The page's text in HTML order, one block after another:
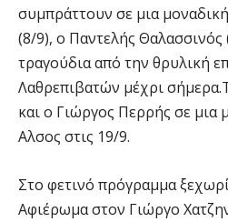
συμπράττουν σε μια
(8/9), ο Παντελής
τραγούδια από την θρυλική
Λαθρεπιβατών μέχρι
και ο Γιώργος Περρής σε μια
Αλσος στις 19/9.
Στο φετινό πρόγραμμα
Αφιέρωμα στον Γιώργο